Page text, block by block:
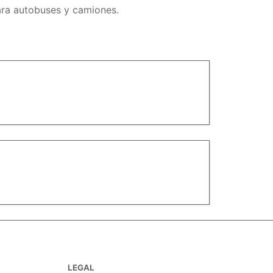
autobuses y camiones.
LEGAL